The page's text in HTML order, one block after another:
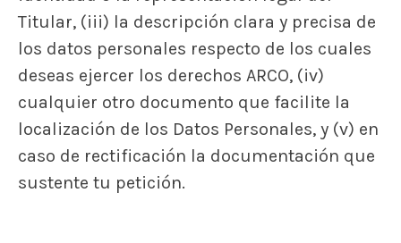
Titular, (iii) la descripción clara y precisa de
los datos personales respecto de los cuales
deseas ejercer los derechos ARCO, (iv)
cualquier otro documento que facilite la
localización de los Datos Personales, y (v) en
caso de rectificación la documentación que
sustente tu petición.